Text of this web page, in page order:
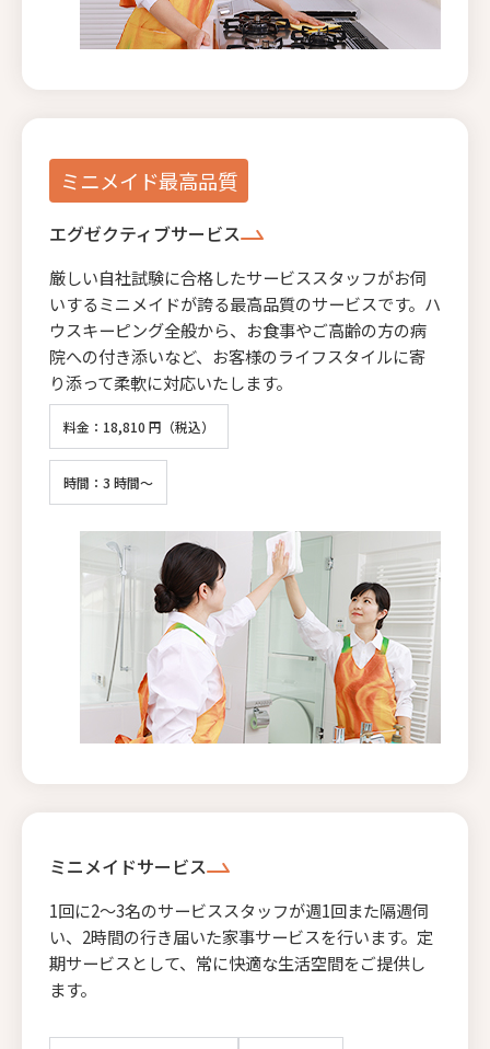
ミニメイド最高品質
エグゼクティブサービス
厳しい自社試験に合格したサービススタッフがお伺
いするミニメイドが誇る最高品質のサービスです。ハ
ウスキーピング全般から、お食事やご高齢の方の病
院への付き添いなど、お客様のライフスタイルに寄
り添って柔軟に対応いたします。
料金：18,810 円（税込）
時間：3 時間～
ミニメイドサービス
1回に2〜3名のサービススタッフが週1回また隔週伺
い、2時間の行き届いた家事サービスを行います。定
期サービスとして、常に快適な生活空間をご提供し
ます。